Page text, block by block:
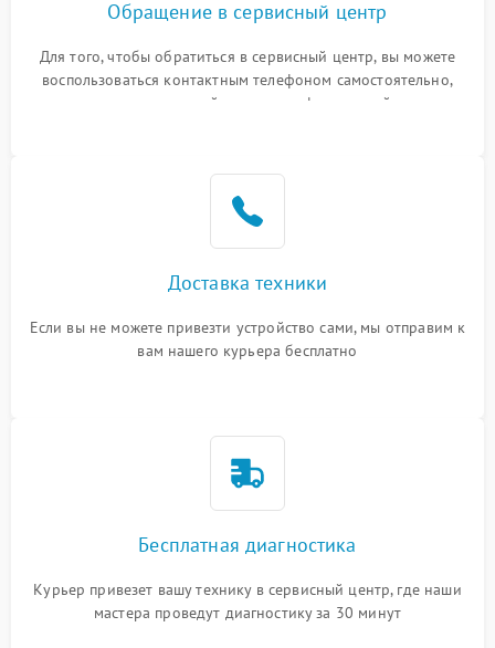
Обращение в сервисный центр
Для того, чтобы обратиться в сервисный центр, вы можете
воспользоваться контактным телефоном самостоятельно,
или оставить свой номер телефона на сайте
Доставка техники
Если вы не можете привезти устройство сами, мы отправим к
вам нашего курьера бесплатно
Бесплатная диагностика
Курьер привезет вашу технику в сервисный центр, где наши
мастера проведут диагностику за 30 минут